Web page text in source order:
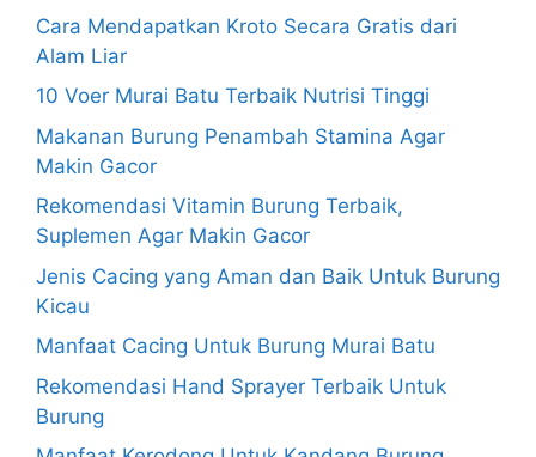
Cara Mendapatkan Kroto Secara Gratis dari
Alam Liar
10 Voer Murai Batu Terbaik Nutrisi Tinggi
Makanan Burung Penambah Stamina Agar
Makin Gacor
Rekomendasi Vitamin Burung Terbaik,
Suplemen Agar Makin Gacor
Jenis Cacing yang Aman dan Baik Untuk Burung
Kicau
Manfaat Cacing Untuk Burung Murai Batu
Rekomendasi Hand Sprayer Terbaik Untuk
Burung